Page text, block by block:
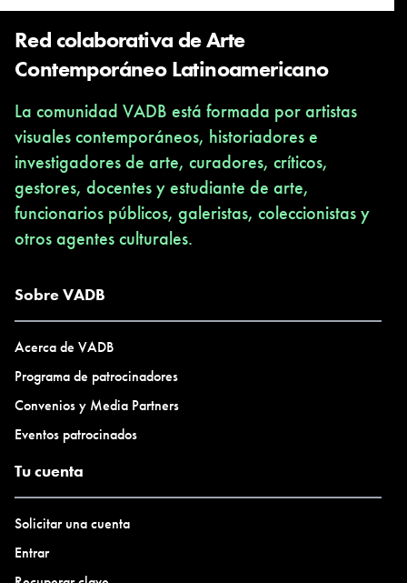
Red colaborativa de Arte
Contemporáneo Latinoamericano
La comunidad VADB está formada por artistas
visuales contemporáneos, historiadores e
investigadores de arte, curadores, críticos,
gestores, docentes y estudiante de arte,
funcionarios públicos, galeristas, coleccionistas y
otros agentes culturales.
Sobre VADB
Acerca de VADB
Programa de patrocinadores
Convenios y Media Partners
Eventos patrocinados
Tu cuenta
Solicitar una cuenta
Entrar